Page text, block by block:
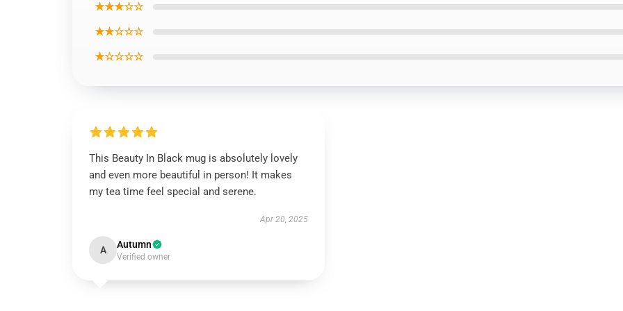
★★★☆☆
★★☆☆☆
★☆☆☆☆
This Beauty In Black mug is absolutely lovely
and even more beautiful in person! It makes
my tea time feel special and serene.
Apr 20, 2025
A Autumn
Verified owner